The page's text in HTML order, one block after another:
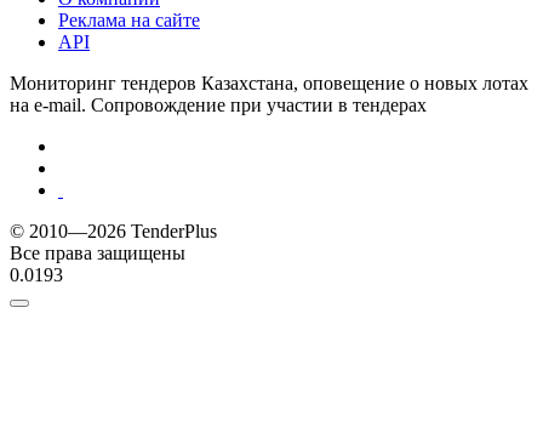
Реклама на сайте
API
Мониторинг тендеров Казахстана, оповещение о новых лотах
на e-mail. Сопровождение при участии в тендерах
© 2010—2026 TenderPlus
Все права защищены
0.0193